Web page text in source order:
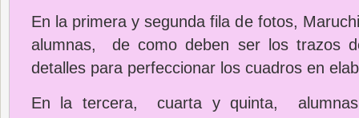
En la primera y segunda fila de fotos,
alumnas, de como deben ser los trazos
detalles para perfeccionar los cuadros en
En la tercera, cuarta y quinta,